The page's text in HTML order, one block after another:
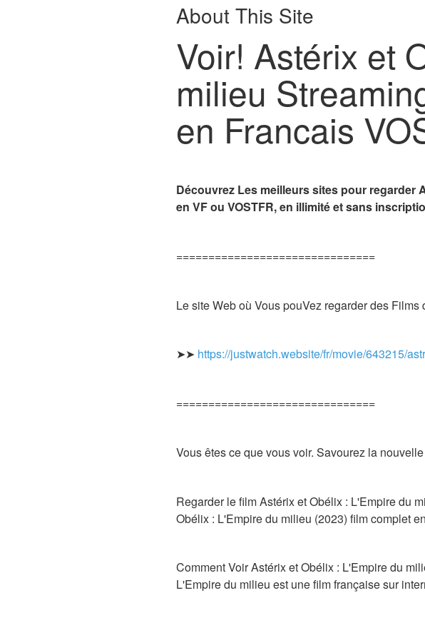
About This Site
Voir! Astérix et
milieu
en Francais
Découvrez Les meilleurs sites pour regarder
en VF ou VOSTFR, en illimité et sans
===============================
Le site Web où Vous pouVez regarder des
➤➤ https://justwatch.website/fr/movie/643215/
===============================
Vous êtes ce que vous voir. Savourez la
Regarder le film Astérix et Obélix : L'Empire du
Obélix : L'Empire du milieu (2023) film complet
Comment Voir Astérix et Obélix : L'Empire du
L'Empire du milieu est une film française sur